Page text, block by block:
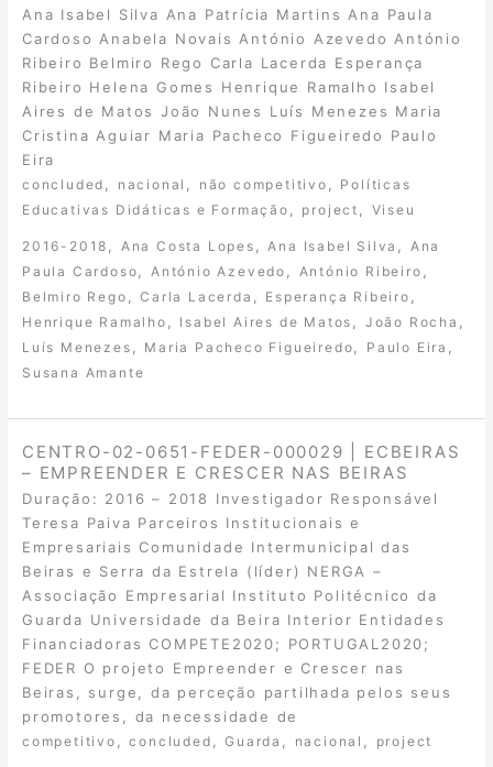
Ana Isabel Silva Ana Patrícia Martins Ana Paula
Cardoso Anabela Novais António Azevedo António
Ribeiro Belmiro Rego Carla Lacerda Esperança
Ribeiro Helena Gomes Henrique Ramalho Isabel
Aires de Matos João Nunes Luís Menezes Maria
Cristina Aguiar Maria Pacheco Figueiredo Paulo
Eira
concluded nacional não competitivo
Políticas
Educativas Didáticas e Formação
project Viseu
2016-2018 Ana Costa Lopes Ana Isabel Silva
Ana
Paula Cardoso
António Azevedo António Ribeiro
Belmiro Rego ,Carla Lacerda Esperança Ribeiro
Henrique Ramalho Isabel Aires de Matos João Rocha
Luís Menezes Maria Pacheco Figueiredo Paulo Eira
Susana Amante
CENTRO-02-0651-FEDER-000029 | ECBEIRAS
– EMPREENDER E CRESCER NAS BEIRAS
Duração: 2016 – 2018 Investigador Responsável
Teresa Paiva Parceiros Institucionais e
Empresariais Comunidade Intermunicipal das
Beiras e Serra da Estrela (líder) NERGA –
Associação Empresarial Instituto Politécnico da
Guarda Universidade da Beira Interior Entidades
Financiadoras COMPETE2020; PORTUGAL2020;
FEDER O projeto Empreender e Crescer nas
Beiras, surge, da perceção partilhada pelos seus
promotores, da necessidade de
competitivo ,concluded ,Guarda nacional project